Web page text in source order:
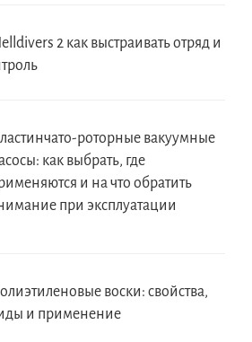
2 как выстраивать отряд и
роторные вакуумные
как выбрать, где
и на что обратить
при эксплуатации
воски: свойства,
и применение